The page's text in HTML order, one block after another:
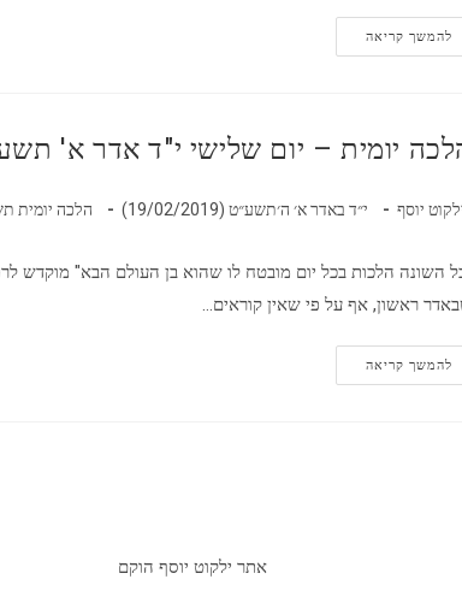
להמשך קריאההלכה
יומית
אדר
א'
יומית – יום שלישי י"ד אדר א'
יוסף פורסם:
י״ד באדר א׳ ה׳תשע״ט (19/02/2019) קטגוריה:
הלכה יומית
השונה הלכות בכל יום מובטח לו שהוא בן העולם הבא" מוקדש
ראשון, אף על פי שאין קוראים…
להמשך קריאההלכה
יומית
אתר ילקוט יוסף הוקם